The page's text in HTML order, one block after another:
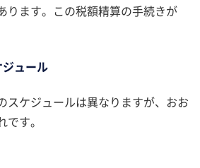
ります。この税額精算の手続きが
ジュール
スケジュールは異なりますが、おお
す。